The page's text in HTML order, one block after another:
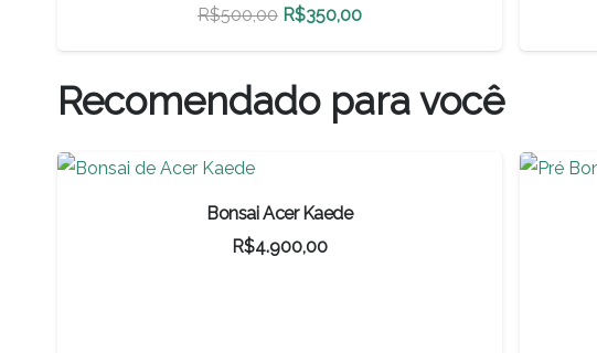
R$500,00 O
preço
original
era:
R$350,00O
preço
é:
Recomendado para você
Bonsai Acer Kaede
R$4.900,00